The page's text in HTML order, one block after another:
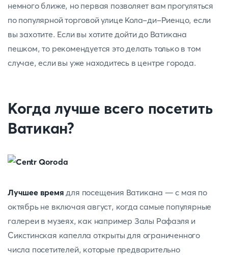
немного ближе, но первая позволяет вам прогуляться
по популярной торговой улице Кола-ди-Риенцо, если
вы захотите. Если вы хотите дойти до Ватикана
пешком, то рекомендуется это делать только в том
случае, если вы уже находитесь в центре города.
Когда лучше всего посетить
Ватикан?
Лучшее время для посещения Ватикана — с мая по
октябрь не включая август, когда самые популярные
галереи в музеях, как например Залы Рафаэля и
Сикстинская капелла открыты для ограниченного
числа посетителей, которые предварительно